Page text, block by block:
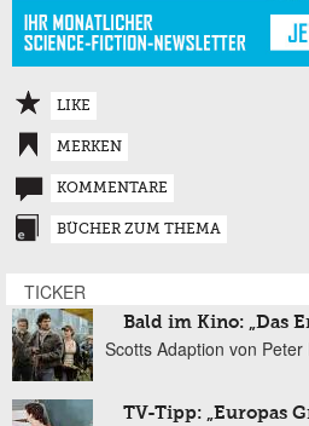
LIKE
MERKEN
KOMMENTARE
BÜCHER ZUM THEMA
TICKER
Bald im Kino: „Das
Scotts Adaption von Peter
TV-Tipp: „Europas